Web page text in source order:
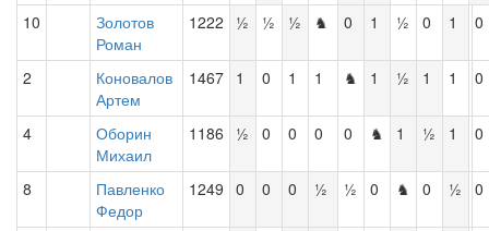
10
Золотов
Роман
1222 ½ ½ ½ ♞ 0 1 ½ 0 1 0
2
Коновалов
Артем
1467 1 0 1 1 ♞ 1 ½ 1 1 0
4
Оборин
Михаил
1186 ½ 0 0 0 0 ♞ 1 ½ 1 0
8
Павленко
Федор
1249 0 0 0 ½ ½ 0 ♞ 0 ½ 0